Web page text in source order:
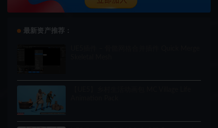
最新资产推荐：